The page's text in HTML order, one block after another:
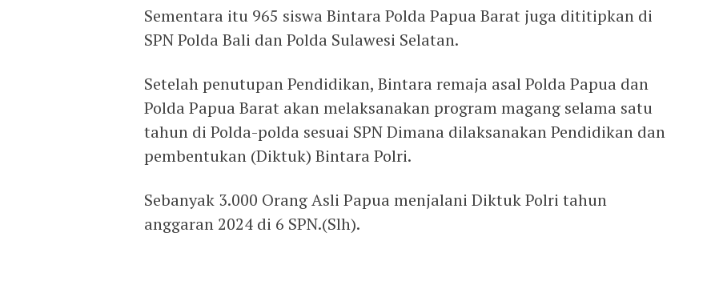
Sementara itu 965 siswa Bintara Polda Papua Barat juga dititipkan di
SPN Polda Bali dan Polda Sulawesi Selatan.
Setelah penutupan Pendidikan, Bintara remaja asal Polda Papua dan
Polda Papua Barat akan melaksanakan program magang selama satu
tahun di Polda-polda sesuai SPN Dimana dilaksanakan Pendidikan dan
pembentukan (Diktuk) Bintara Polri.
Sebanyak 3.000 Orang Asli Papua menjalani Diktuk Polri tahun
anggaran 2024 di 6 SPN.(Slh).